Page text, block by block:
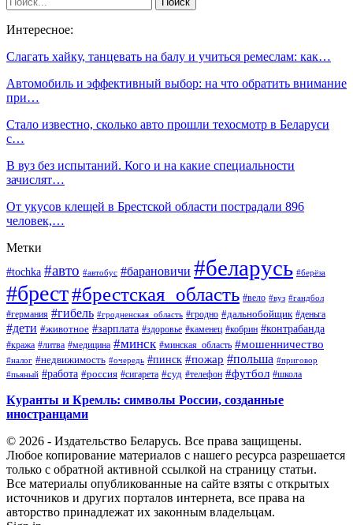
Интересное:
Слагать хайку, танцевать на балу и учиться ремеслам: как…
Автомобиль и эффективный выбор: на что обратить внимание
при…
Стало известно, сколько авто прошли техосмотр в Беларуси
с…
В вуз без испытаний. Кого и на какие специальности
зачислят…
От укусов клещей в Брестской области пострадали 896
человек,…
Метки
#tochka #авто #автобус #барановичи #беларусь #берёза
#брест#брестская_область #вело #вуз #гандбол
#германия #гибель #гродненская_область #гродно #дальнобойщик #деньга
#дети #животное #зарплата #здоровье #каменец #кобрин #контрабанда
#кража #литва #медицина #минск #минская_область #мошенничество
#налог #недвижимость #очередь #пинск #пожар #польша #приговор
#пьяный #работа #россия #сигарета #суд #телефон #футбол #школа
Куранты и Кремль: символы России, созданные
иностранцами
© 2026 - Издательство Беларусь. Все права защищены.
Любое копирование материалов с нашего ресурса разрешается
только с обратной активной ссылкой на страницу статьи.
Все материалы опубликованные на сайте взяты с открытых
источников и других порталов интернета, все права на
авторство принадлежат их законным владельцам.